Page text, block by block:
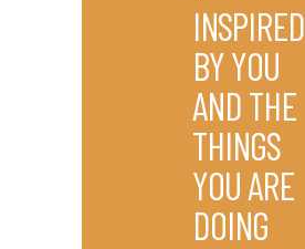
INSPIRED
BY YOU
AND THE
THINGS
YOU ARE
DOING